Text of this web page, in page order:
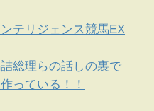
テリジェンス競馬EX
総理らの話しの裏で
っている！！